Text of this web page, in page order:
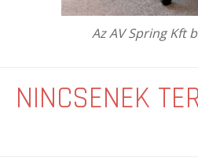
AzAV Spring Kft
NINCSENEK